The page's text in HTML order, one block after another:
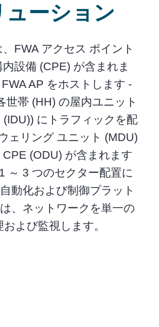
ューション
FWA アクセス ポイント
設備 (CPE) が含まれま
AP をホストします -
世帯 (HH) の屋内ユニット
にトラフィックを配
ェリング ユニット (MDU)
(ODU) が含まれます
～ 3 つのセクター配置に
動化および制御プラット
、ネットワークを単一の
よび監視します。